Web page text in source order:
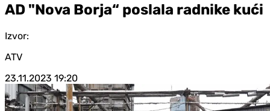
AD "Nova Borja“ poslala radnike kući
Izvor:
ATV
23.11.2023 19:20